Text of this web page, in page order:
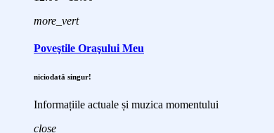
more_vert
Poveştile Oraşului Meu
niciodată singur!
Informațiile actuale și muzica momentului
close